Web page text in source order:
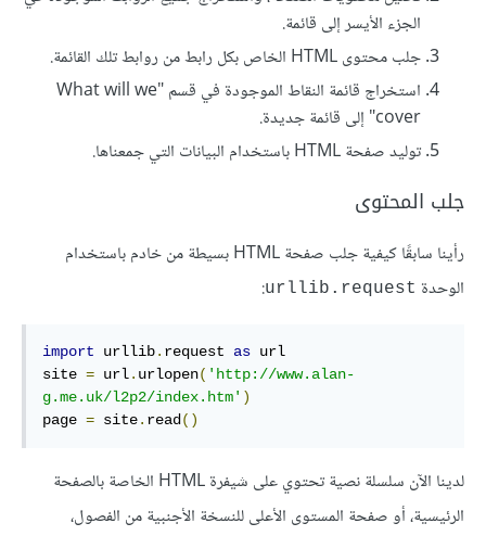
الجزء الأيسر إلى قائمة.
جلب محتوى HTML الخاص بكل رابط من روابط تلك القائمة.
استخراج قائمة النقاط الموجودة في قسم "What will we
cover" إلى قائمة جديدة.
توليد صفحة HTML باستخدام البيانات التي جمعناها.
جلب المحتوى
رأينا سابقًا كيفية جلب صفحة HTML بسيطة من خادم باستخدام
الوحدة urllib.request
:
import urllib. request as url
site = url. urlopen( 'http://www.alan-
g.me.uk/l2p2/index.htm' )
page = site. read()
لدينا الآن سلسلة نصية تحتوي على شيفرة HTML الخاصة بالصفحة
الرئيسية، أو صفحة المستوى الأعلى للنسخة الأجنبية من الفصول،